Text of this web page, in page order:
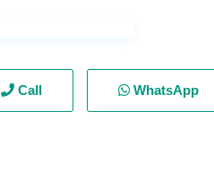
Call WhatsApp